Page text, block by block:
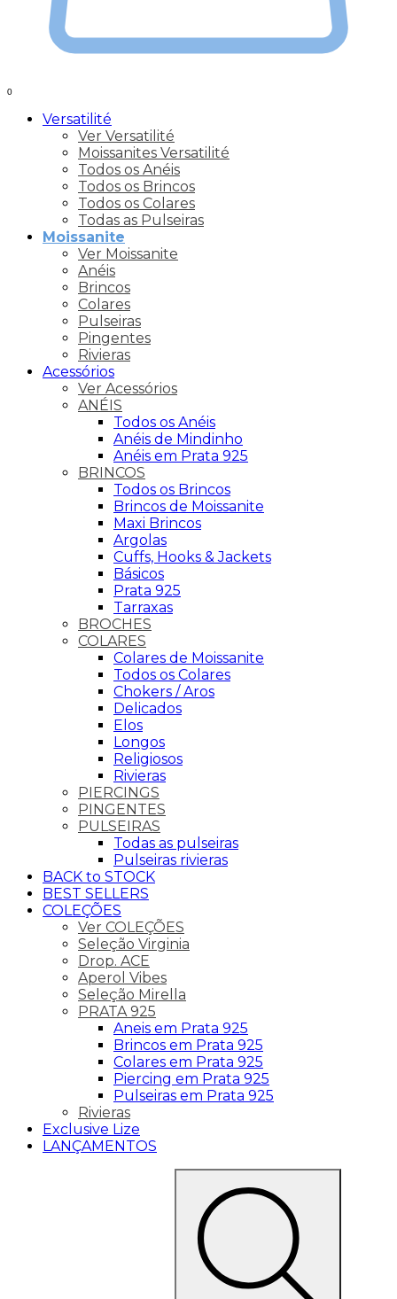
0
Versatilité
Ver Versatilité
Moissanites Versatilité
Todos os Anéis
Todos os Brincos
Todos os Colares
Todas as Pulseiras
Moissanite
Ver Moissanite
Anéis
Brincos
Colares
Pulseiras
Pingentes
Rivieras
Acessórios
Ver Acessórios
ANÉIS
Todos os Anéis
Anéis de Mindinho
Anéis em Prata 925
BRINCOS
Todos os Brincos
Brincos de Moissanite
Maxi Brincos
Argolas
Cuffs, Hooks & Jackets
Básicos
Prata 925
Tarraxas
BROCHES
COLARES
Colares de Moissanite
Todos os Colares
Chokers / Aros
Delicados
Elos
Longos
Religiosos
Rivieras
PIERCINGS
PINGENTES
PULSEIRAS
Todas as pulseiras
Pulseiras rivieras
BACK to STOCK
BEST SELLERS
COLEÇÕES
Ver COLEÇÕES
Seleção Virginia
Drop. ACE
Aperol Vibes
Seleção Mirella
PRATA 925
Aneis em Prata 925
Brincos em Prata 925
Colares em Prata 925
Piercing em Prata 925
Pulseiras em Prata 925
Rivieras
Exclusive Lize
LANÇAMENTOS